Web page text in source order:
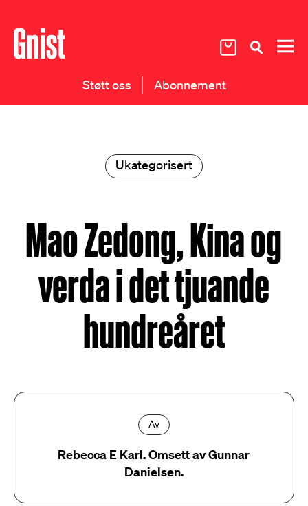
Støtt oss Abonnement
Ukategorisert
Mao Zedong, Kina og
verda i det tjuande
hundreåret
Av
Rebecca E Karl. Omsett av Gunnar
Danielsen.